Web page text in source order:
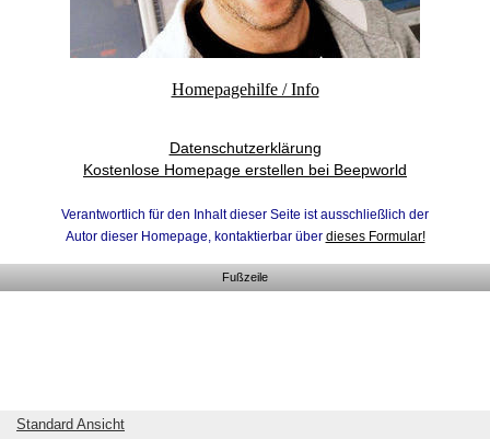
Homepagehilfe / Info
Datenschutzerklärung
Kostenlose Homepage erstellen bei Beepworld
Verantwortlich für den Inhalt dieser Seite ist ausschließlich der
Autor dieser Homepage, kontaktierbar über dieses Formular!
Fußzeile
Standard Ansicht